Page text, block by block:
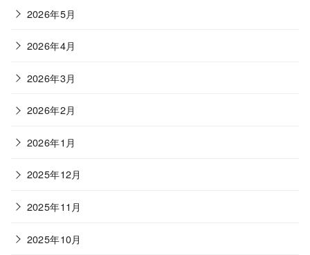
2026年5月
2026年4月
2026年3月
2026年2月
2026年1月
2025年12月
2025年11月
2025年10月